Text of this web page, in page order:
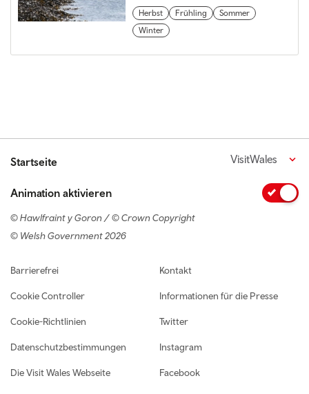
Herbst Frühling
Sommer
Winter
Startseite VisitWales
Animation aktivieren
© Hawlfraint y Goron / © Crown Copyright
© Welsh Government 2026
Footer navigation
Barrierefrei
Cookie Controller
Cookie-Richtlinien
Datenschutzbestimmungen
Die Visit Wales Webseite
Kontakt
Informationen für die Presse
Twitter
Instagram
Facebook